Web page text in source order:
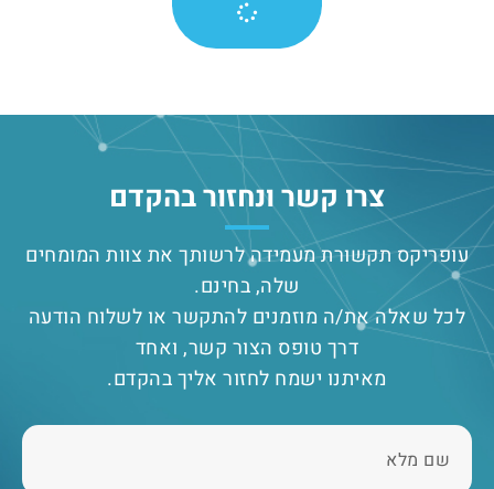
צרו קשר ונחזור בהקדם
עופריקס תקשורת מעמידה לרשותך את צוות המומחים
שלה, בחינם.
לכל שאלה את/ה מוזמנים להתקשר או לשלוח הודעה
דרך טופס הצור קשר, ואחד
מאיתנו ישמח לחזור אליך בהקדם.